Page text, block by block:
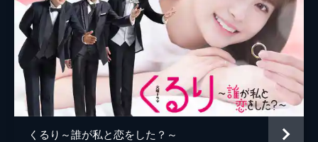
第４話 信じていいの？年下男のプロポー
ズ
最上（三浦翔平）から結婚を前提に交際を申
し込まれたミチコ（深田恭子）だが、結婚詐
欺ではないかと疑う。一方、春子（ミムラ）
が閉店後の「ひまわり」にやってきて…。
46分
第５話 彼の本気キス！試合開始？
小野武彦
ミムラ
竹財輝之助
脚本 吉澤智子
プロデューサー 阿部謙三
くるり～誰が私と恋をした？～